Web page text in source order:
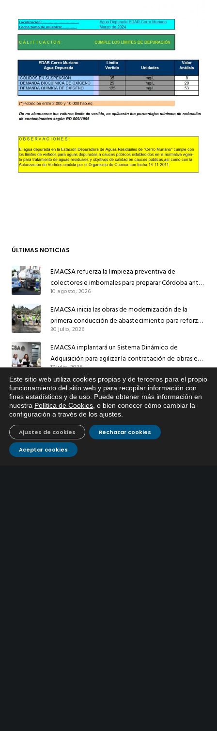
ÚLTIMAS NOTICIAS
EMACSA refuerza la limpieza preventiva de
colectores e imbornales para preparar Córdoba ante
las lluvias
10 agosto, 2026
EMACSA inicia las obras de modernización de la
primera conducción de abastecimiento para reforzar
el suministro de agua de Córdoba
30 julio, 2026
EMACSA implantará un Sistema Dinámico de
Adquisición para agilizar la contratación de obras en
sus redes e instalaciones
17 julio, 2026
EMACSA inicia hoy las obras de una nueva arteria de
abastecimiento y una red de agua no potable en
Ingeniero Ruiz de Azúa
13 julio, 2026
Caracterización ZA Córdoba Red Quemadas- 1ª Sem
2026
9 julio, 2026
Este sitio web utiliza cookies propias y de terceros para el propio
funcionamiento del sitio web y para recopilar información con
fines estadísticos y de uso. Puede obtener más información en
nuestra Política de Cookies , o bien conocer cómo cambiar la
configuración a través de los ajustes
Aceptar cookies
Rechazar cookies
Ajustes de cookies
Si tiene cualquier duda sobre
EMACSA, haga click abajo.